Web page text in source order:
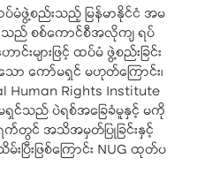
မံဖွဲ့စည်းသည့် မြန်မာနိုင်ငံ အမ
သည် စစ်ကောင်စီအလိုကျ ရပ်
ျားဖြင့် ထပ်မံ ဖွဲ့စည်းခြင်း
ကော်မရှင် မဟုတ်ကြောင်း၊
Human Rights Institute
ရှင်သည် ပဲရစ်အခြေခံမူနှင့် မကို
က်တွင် အသိအမှတ်ပြုခြင်းနှင့်
းပြီးဖြစ်ကြောင်း NUG ထုတ်ပ